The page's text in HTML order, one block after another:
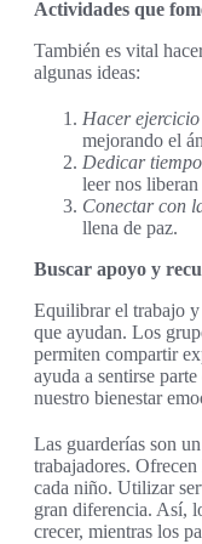
Actividades que
También es vital
algunas ideas:
Hacer
mejorando el
Dedicar
leer nos
Conectar con
llena de paz.
Buscar apoyo y
Equilibrar el trabajo
que ayudan. Los
permiten compartir
ayuda a sentirse
nuestro bienestar
Las guarderías son
trabajadores.
cada niño. Utilizar
gran diferencia. Así,
crecer, mientras los